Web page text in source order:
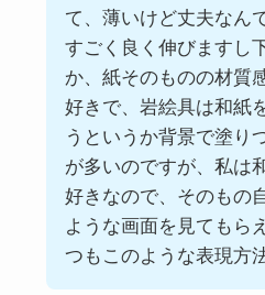
て、薄いけど丈夫なん
すごく良く伸びますし
か、紙そのものの材質
好きで、岩絵具は和紙
うというか背景で塗り
が多いのですが、私は
好きなので、そのもの
ような画面を見てもら
つもこのような表現方